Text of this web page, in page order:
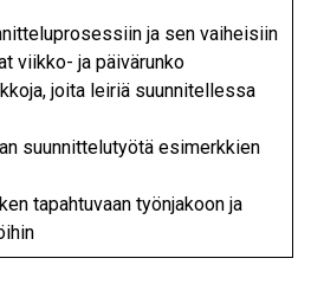
ja sen vaiheisiin
viikko- ja päivärunko
joita leiriä suunnitellessa
suunnittelutyötä esimerkkien
tapahtuvaan työnjakoon ja